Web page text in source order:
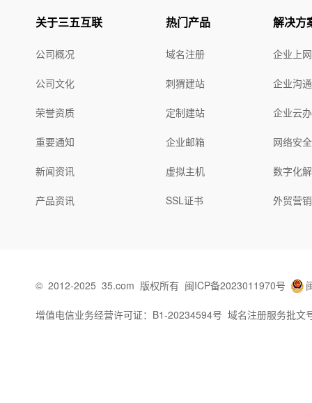
关于三五互联
公司概况
公司文化
荣誉资质
重要通知
新闻资讯
产品资讯
热门产品
域名注册
刺猬建站
定制建站
企业邮箱
虚拟主机
SSL证书
解决方
企业上
企业沟
企业云
网络安
数字化
外贸营
© 2012-2025 35.com 版权所有 闽ICP备2023011970号
增值电信业务经营许可证：B1-20234594号 域名注册服务批文